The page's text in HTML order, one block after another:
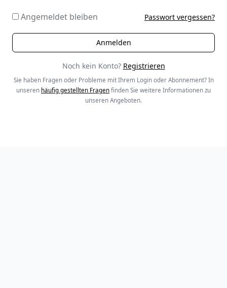
Angemeldet bleiben Passwort vergessen?
Noch kein Konto? Registrieren
Sie haben Fragen oder Probleme mit Ihrem Login oder Abonnement? In
unseren häufig gestellten Fragen finden Sie weitere Informationen zu
unseren Angeboten.